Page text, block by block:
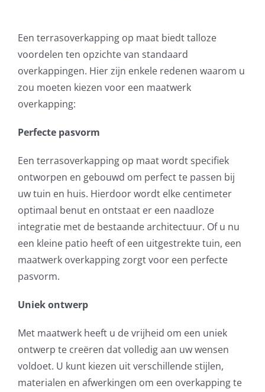
Een terrasoverkapping op maat biedt talloze
voordelen ten opzichte van standaard
overkappingen. Hier zijn enkele redenen waarom u
zou moeten kiezen voor een maatwerk
overkapping:
Perfecte pasvorm
Een terrasoverkapping op maat wordt specifiek
ontworpen en gebouwd om perfect te passen bij
uw tuin en huis. Hierdoor wordt elke centimeter
optimaal benut en ontstaat er een naadloze
integratie met de bestaande architectuur. Of u nu
een kleine patio heeft of een uitgestrekte tuin, een
maatwerk overkapping zorgt voor een perfecte
pasvorm.
Uniek ontwerp
Met maatwerk heeft u de vrijheid om een uniek
ontwerp te creëren dat volledig aan uw wensen
voldoet. U kunt kiezen uit verschillende stijlen,
materialen en afwerkingen om een overkapping te